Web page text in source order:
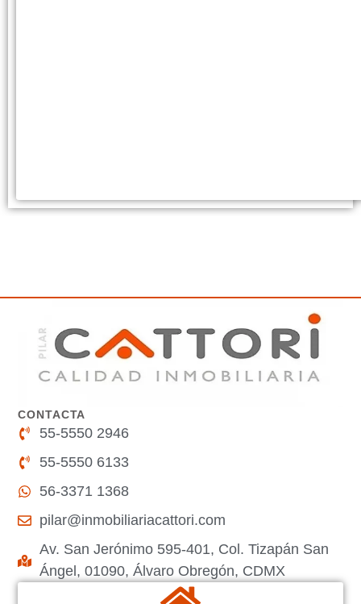
CONTACTA
55-5550 2946
55-5550 6133
56-3371 1368
pilar@inmobiliariacattori.com
Av. San Jerónimo 595-401, Col. Tizapán San
Ángel, 01090, Álvaro Obregón, CDMX